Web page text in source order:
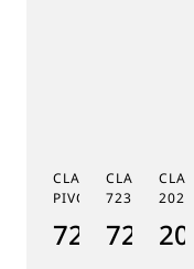
CLASSIQUE
PIVOT
7225BH/
CLASSIQUE
7235
2025